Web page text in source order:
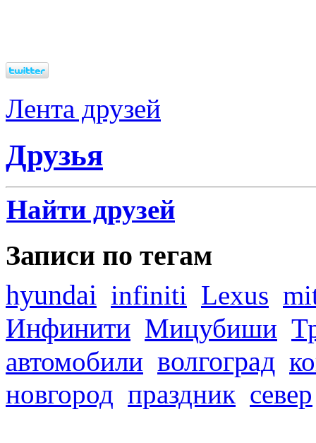
Лента друзей
Друзья
Найти друзей
Записи по тегам
hyundai infiniti Lexus
Инфинити Мицубиши
автомобили волгоград
новгород праздник север